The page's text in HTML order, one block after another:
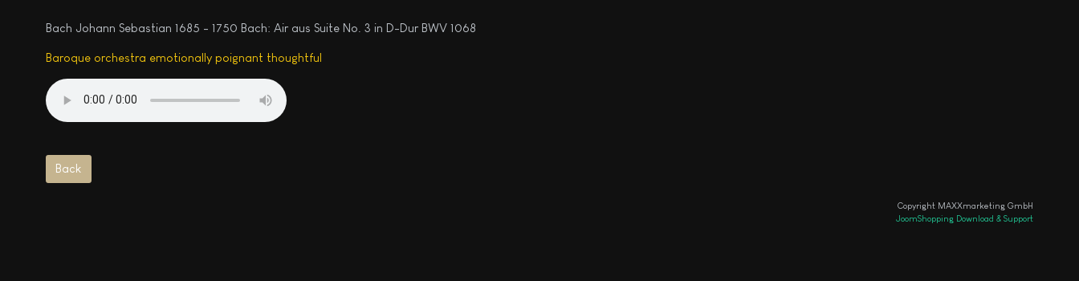
Bach Johann Sebastian 1685 - 1750 Bach: Air aus Suite No. 3 in D-Dur BWV 1068
Baroque orchestra emotionally poignant thoughtful
Copyright MAXXmarketing GmbH
JoomShopping Download & Support